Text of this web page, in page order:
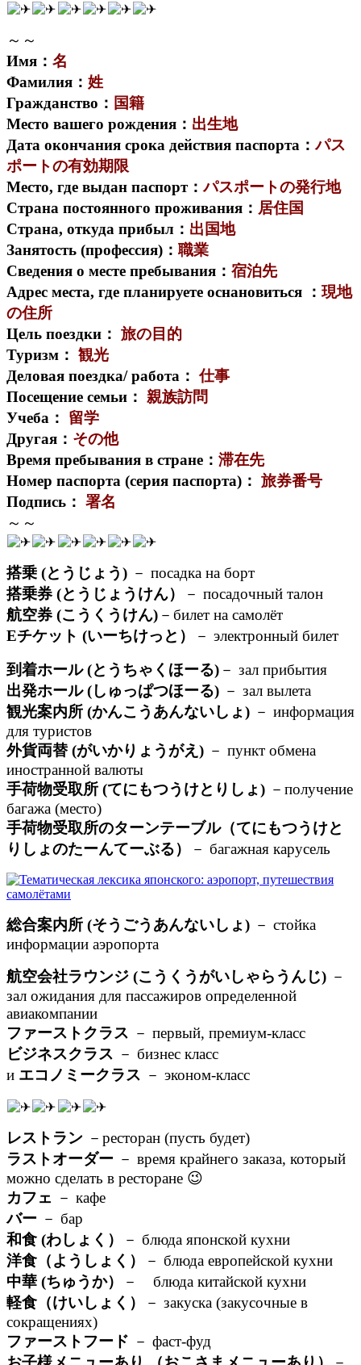
～～
Имя： 名
Фамилия： 姓
Гражданство： 国籍
Место вашего рождения： 出生地
Дата окончания срока действия паспорта：パス
ポートの有効期限
Место, где выдан паспорт：パスポートの発行地
Страна постоянного проживания： 居住国
Страна, откуда прибыл： 出国地
Занятость (профессия)： 職業
Сведения о месте пребывания： 宿泊先
Адрес места, где планируете оснановиться ： 現地
の住所
Цель поездки： 旅の目的
Туризм： 観光
Деловая поездка/ работа： 仕事
Посещение семьи： 親族訪問
Учеба：
留学
Другая： その他
Время пребывания в стране： 滞在先
Номер паспорта (серия паспорта)： 旅券番号
Подпись： 署名
～～
搭乗 (とうじょう) － посадка на борт
搭乗券 (とうじょうけん）
－ посадочный талон
航空券 (こうくうけん) －билет на самолёт
Eチケット (いーちけっと）
－ электронный билет
到着ホール (とうちゃくほーる) － зал прибытия
出発ホール (しゅっぱつほーる) － зал вылета
観光案内所 (かんこうあんないしょ) － информация
для туристов
外貨両替 (がいかりょうがえ) － пункт обмена
иностранной валюты
手荷物受取所 (てにもつうけとりしょ) －получение
багажа (место)
手荷物受取所のターンテーブル（てにもつうけと
りしょのたーんてーぶる）
－ багажная карусель
総合案内所 (そうごうあんないしょ) － стойка
информации аэропорта
航空会社ラウンジ (こうくうがいしゃらうんじ) －
зал ожидания для пассажиров определенной
авиакомпании
ファーストクラス － первый, премиум-класс
ビジネスクラス － бизнес класс
и エコノミークラス － эконом-класс
レストラン －ресторан (пусть будет)
ラストオーダー － время крайнего заказа, который
можно сделать в ресторане 😉
カフェ － кафе
バー － бар
和食 (わしょく）
－ блюда японской кухни
洋食（ようしょく）
－ блюда европейской кухни
中華 (ちゅうか）
－ блюда китайской кухни
軽食（けいしょく）
－ закуска (закусочные в
сокращениях)
ファーストフード － фаст-фуд